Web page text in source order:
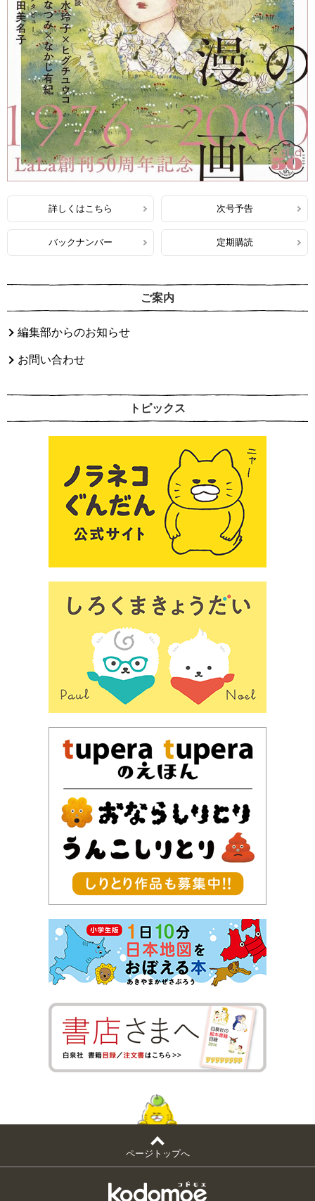
詳しくはこちら 次号予告
バックナンバー 定期購読
ご案内
編集部からのお知らせ
お問い合わせ
トピックス
ページトップへ